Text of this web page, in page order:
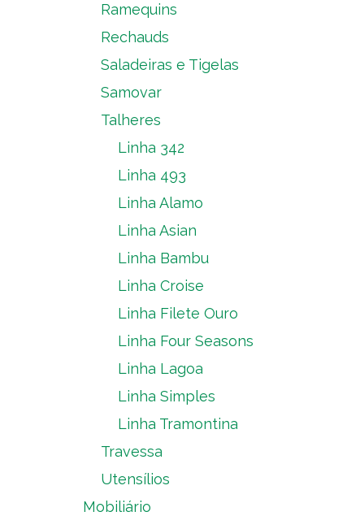
Ramequins
Rechauds
Saladeiras e Tigelas
Samovar
Talheres
Linha 342
Linha 493
Linha Alamo
Linha Asian
Linha Bambu
Linha Croise
Linha Filete Ouro
Linha Four Seasons
Linha Lagoa
Linha Simples
Linha Tramontina
Travessa
Utensílios
Mobiliário